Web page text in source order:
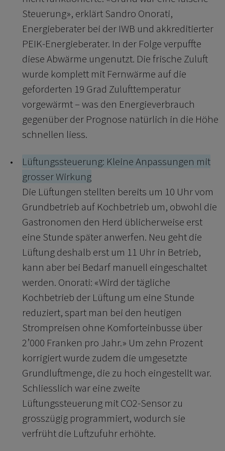
Steuerung», erklärt Sandro Onorati,
Energieberater bei der IWB und akkreditierter
PEIK-Energieberater. In der Folge verpuffte
diese Abwärme ungenutzt. Die frische Zuluft
wurde komplett mit Fernwärme auf die
geforderten 19 Grad Zulufttemperatur
vorgewärmt – was den Energieverbrauch
gegenüber der Prognose natürlich in die Höhe
schnellen liess.
Lüftungssteuerung: Kleine Anpassungen mit
grosser Wirkung
Die Lüftungen stellten bereits um 10 Uhr vom
Grundbetrieb auf Kochbetrieb um, obwohl die
Gastronomen den Herd üblicherweise erst
eine Stunde später anwerfen. Neu geht die
Lüftung deshalb erst um 11 Uhr in Betrieb,
kann aber bei Bedarf manuell eingeschaltet
werden. Onorati: «Wird der tägliche
Kochbetrieb der Lüftung um eine Stunde
reduziert, spart man bei den heutigen
Strompreisen ohne Komforteinbusse über
2’000 Franken pro Jahr.» Um zehn Prozent
korrigiert wurde zudem die umgesetzte
Grundluftmenge, die zu hoch eingestellt war.
Schliesslich war eine zweite
Lüftungssteuerung mit CO2-Sensor zu
grosszügig programmiert, wodurch sie
verfrüht die Luftzufuhr erhöhte.